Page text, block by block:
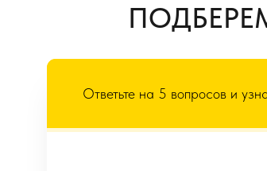
Ответьте на 5 вопросов и